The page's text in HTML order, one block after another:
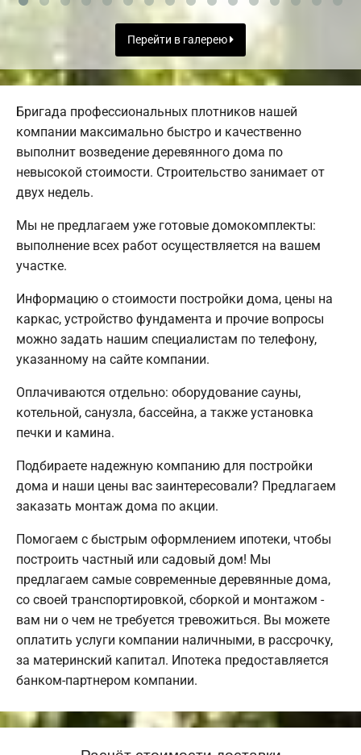
Перейти в галерею
Бригада профессиональных плотников нашей
компании максимально быстро и качественно
выполнит возведение деревянного дома по
невысокой стоимости. Строительство занимает от
двух недель.
Мы не предлагаем уже готовые домокомплекты:
выполнение всех работ осуществляется на вашем
участке.
Информацию о стоимости постройки дома, цены на
каркас, устройство фундамента и прочие вопросы
можно задать нашим специалистам по телефону,
указанному на сайте компании.
Оплачиваются отдельно: оборудование сауны,
котельной, санузла, бассейна, а также установка
печки и камина.
Подбираете надежную компанию для постройки
дома и наши цены вас заинтересовали? Предлагаем
заказать монтаж дома по акции.
Помогаем с быстрым оформлением ипотеки, чтобы
построить частный или садовый дом! Мы
предлагаем самые современные деревянные дома,
со своей транспортировкой, сборкой и монтажом -
вам ни о чем не требуется тревожиться. Вы можете
оплатить услуги компании наличными, в рассрочку,
за материнский капитал. Ипотека предоставляется
банком-партнером компании.